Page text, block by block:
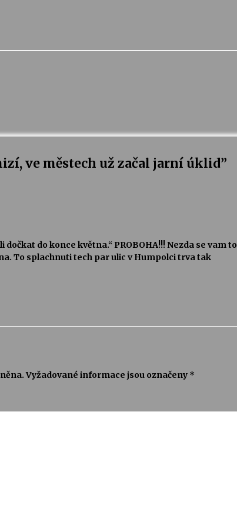
ve městech už začal jarní úklid”
dočkat do konce května.“ PROBOHA!!! Nezda se vam to
To splachnuti tech par ulic v Humpolci trva tak
Vyžadované informace jsou označeny *